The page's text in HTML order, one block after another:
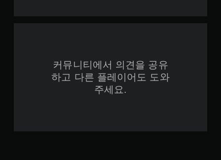
커뮤니티에서 의견을 공유
하고 다른 플레이어도 도와
주세요.